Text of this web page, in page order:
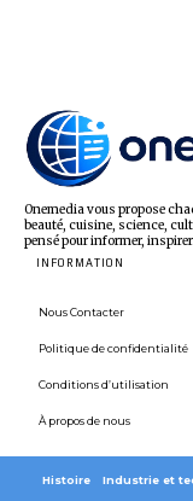
Onemedia vous propose
beauté, cuisine, science,
pensé pour informer,
INFORMATION
Nous Contacter
Politique de confidentialité
Conditions d’utilisation
À propos de nous
Histoire Industrie et